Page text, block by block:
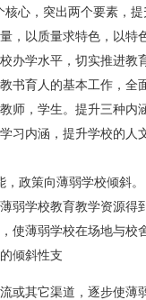
心，突出两个要素，提
，以质量求特色，以特
办学水平，切实推进教
育人的基本工作，全
师，学生。提升三种内
习内涵，提升学校的人
政策向薄弱学校倾斜。
学校教育教学资源得
使薄弱学校在场地与校
倾斜性支
或其它渠道，逐步使薄